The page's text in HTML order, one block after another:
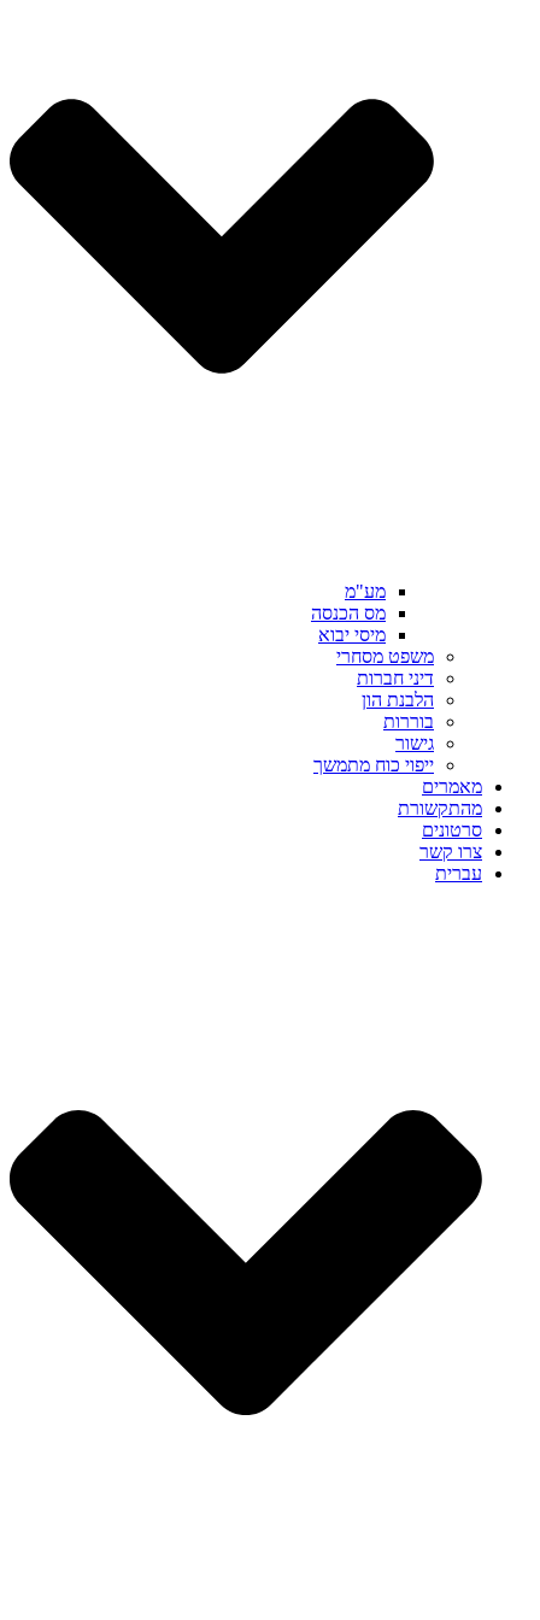
מע"מ
מס הכנסה
מיסי יבוא
משפט מסחרי
דיני חברות
הלבנת הון
בוררות
גישור
ייפוי כוח מתמשך
מאמרים
מהתקשורת
סרטונים
צרו קשר
עברית